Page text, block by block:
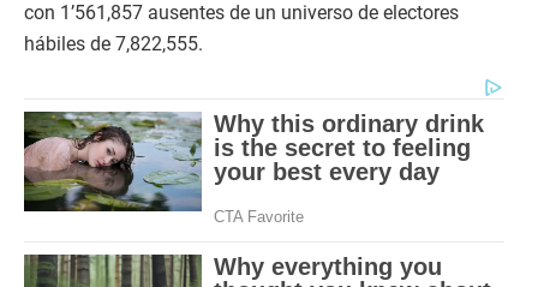
con 1’561,857 ausentes de un universo de electores
hábiles de 7,822,555.